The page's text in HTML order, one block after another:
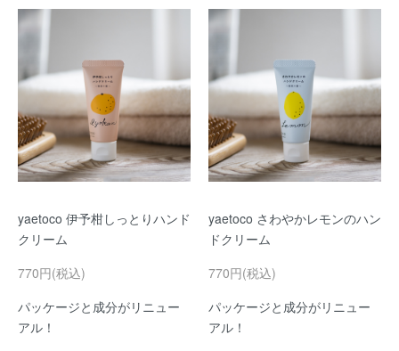
yaetoco 伊予柑しっとりハンド
クリーム
770円(税込)
パッケージと成分がリニュー
アル！
yaetoco さわやかレモンのハン
ドクリーム
770円(税込)
パッケージと成分がリニュー
アル！